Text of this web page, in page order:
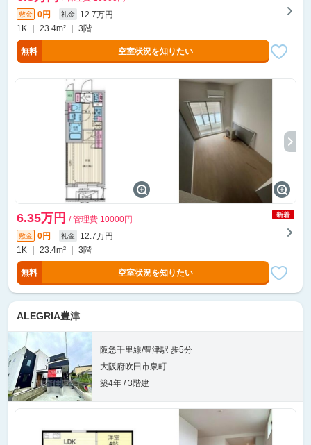
敷金 0円 礼金
12.7万円
1K ｜ 23.4m² ｜ 3階
無料 空室状況を知りたい
6.35万円 / 管理費 10000円
敷金 0円 礼金
12.7万円
1K ｜ 23.4m² ｜ 3階
無料 空室状況を知りたい
ALEGRIA豊津
阪急千里線/豊津駅 歩5分
大阪府吹田市泉町
築4年 / 3階建